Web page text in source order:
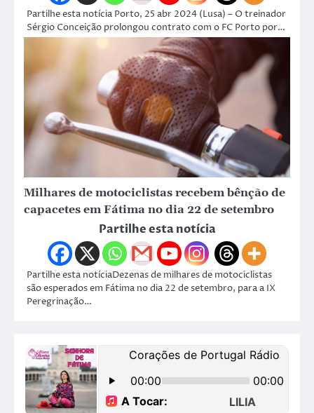
Partilhe esta notícia Porto, 25 abr 2024 (Lusa) – O treinador
Sérgio Conceição prolongou contrato com o FC Porto por…
Milhares de motociclistas recebem bênção de
capacetes em Fátima no dia 22 de setembro
Partilhe esta notícia
Partilhe esta notíciaDezenas de milhares de motociclistas
são esperados em Fátima no dia 22 de setembro, para a IX
Peregrinação…